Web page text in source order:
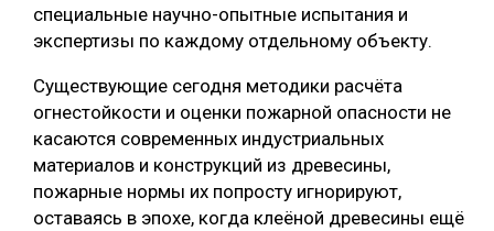
специальные научно-опытные испытания и
экспертизы по каждому отдельному объекту.
Существующие сегодня методики расчёта
огнестойкости и оценки пожарной опасности не
касаются современных индустриальных
материалов и конструкций из древесины,
пожарные нормы их попросту игнорируют,
оставаясь в эпохе, когда клеёной древесины ещё